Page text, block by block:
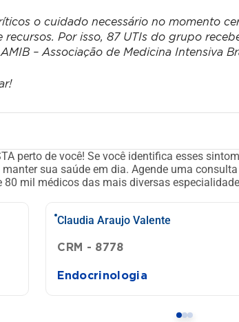
o cuidado necessário no momento
Por isso, 87 UTIs do grupo
– Associação de Medicina Intensiva
perto de você!Se você identifica esses
sua saúde em dia.Agende uma consulta
80 mil médicos das mais diversas
Claudia Araujo Valente
CRM - 8778
Endocrinologia